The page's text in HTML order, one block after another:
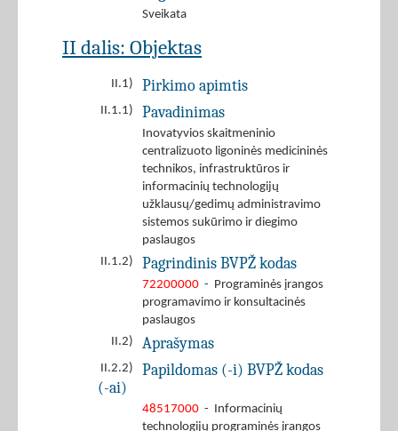
Sveikata
II dalis: Objektas
II.1) Pirkimo apimtis
II.1.1) Pavadinimas
Inovatyvios skaitmeninio
centralizuoto ligoninės medicininės
technikos, infrastruktūros ir
informacinių technologijų
užklausų/gedimų administravimo
sistemos sukūrimo ir diegimo
paslaugos
II.1.2)
Pagrindinis BVPŽ kodas
72200000 - Programinės įrangos
programavimo ir konsultacinės
paslaugos
II.2)
Aprašymas
II.2.2)
Papildomas (-i) BVPŽ kodas
(-ai)
48517000 - Informacinių
technologijų programinės įrangos